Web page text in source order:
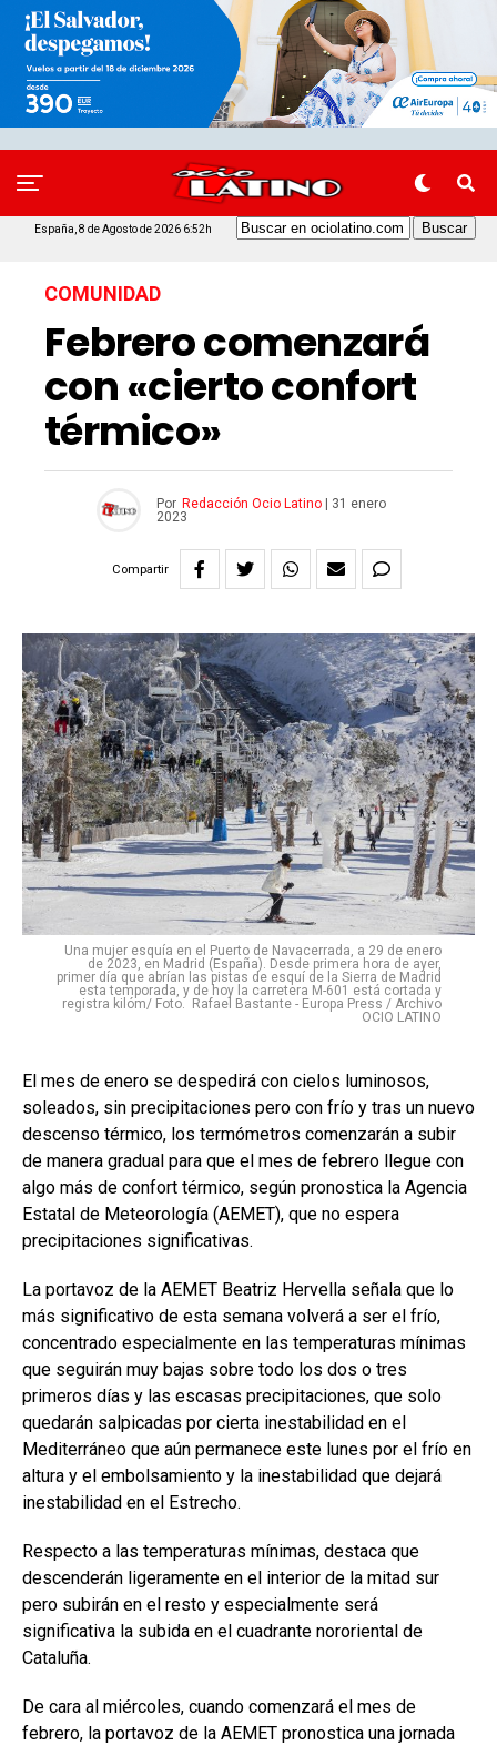
España, 8 de Agosto de 2026 6:52h
COMUNIDAD
Febrero comenzará
con «cierto confort
térmico»
Por Redacción Ocio Latino
31 enero
2023
Compartir
Una mujer esquía en el Puerto de Navacerrada, a 29 de enero
de 2023, en Madrid (España). Desde primera hora de ayer,
primer día que abrían las pistas de esquí de la Sierra de Madrid
esta temporada, y de hoy la carretera M-601 está cortada y
registra kilóm/ Foto. Rafael Bastante - Europa Press / Archivo
OCIO LATINO
El mes de enero se despedirá con cielos luminosos,
soleados, sin precipitaciones pero con frío y tras un nuevo
descenso térmico, los termómetros comenzarán a subir
de manera gradual para que el mes de febrero llegue con
algo más de confort térmico, según pronostica la Agencia
Estatal de Meteorología (AEMET), que no espera
precipitaciones significativas.
La portavoz de la AEMET Beatriz Hervella señala que lo
más significativo de esta semana volverá a ser el frío,
concentrado especialmente en las temperaturas mínimas
que seguirán muy bajas sobre todo los dos o tres
primeros días y las escasas precipitaciones, que solo
quedarán salpicadas por cierta inestabilidad en el
Mediterráneo que aún permanece este lunes por el frío en
altura y el embolsamiento y la inestabilidad que dejará
inestabilidad en el Estrecho.
Respecto a las temperaturas mínimas, destaca que
descenderán ligeramente en el interior de la mitad sur
pero subirán en el resto y especialmente será
significativa la subida en el cuadrante nororiental de
Cataluña.
De cara al miércoles, cuando comenzará el mes de
febrero, la portavoz de la AEMET pronostica una jornada